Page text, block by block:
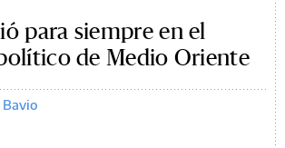
para siempre en el
de Medio Oriente